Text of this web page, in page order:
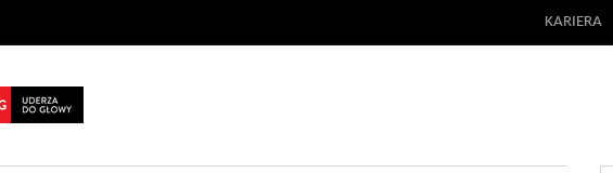
KARIERA